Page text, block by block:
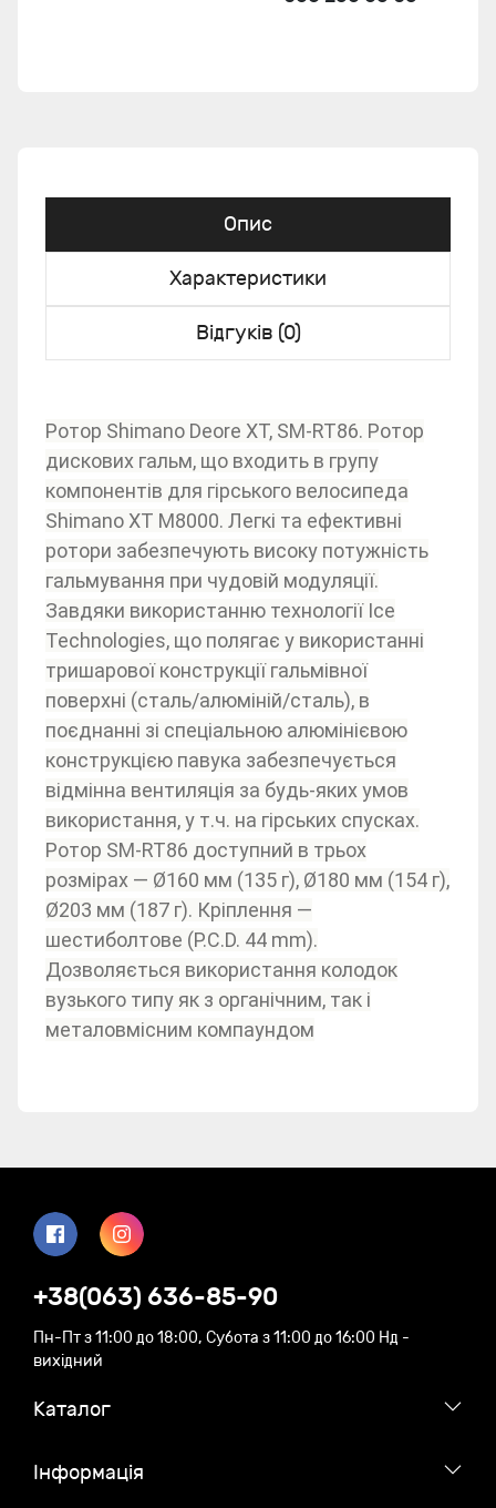
Опис
Характеристики
Відгуків (0)
Ротор Shimano Deore XT, SM-RT86. Ротор
дискових гальм, що входить в групу
компонентів для гірського велосипеда
Shimano XT M8000. Легкі та ефективні
ротори забезпечують високу потужність
гальмування при чудовій модуляції.
Завдяки використанню технології Ice
Technologies, що полягає у використанні
тришарової конструкції гальмівної
поверхні (сталь/алюміній/сталь), в
поєднанні зі спеціальною алюмінієвою
конструкцією павука забезпечується
відмінна вентиляція за будь-яких умов
використання, у т.ч. на гірських спусках.
Ротор SM-RT86 доступний в трьох
розмірах — Ø160 мм (135 г), Ø180 мм (154 г),
Ø203 мм (187 г). Кріплення —
шестиболтове (P.C.D. 44 mm).
Дозволяється використання колодок
вузького типу як з органічним, так і
металовмісним компаундом
+38(063) 636-85-90
Пн-Пт з 11:00 до 18:00, Субота з 11:00 до 16:00 Нд -
вихідний
Каталог
Iнформація